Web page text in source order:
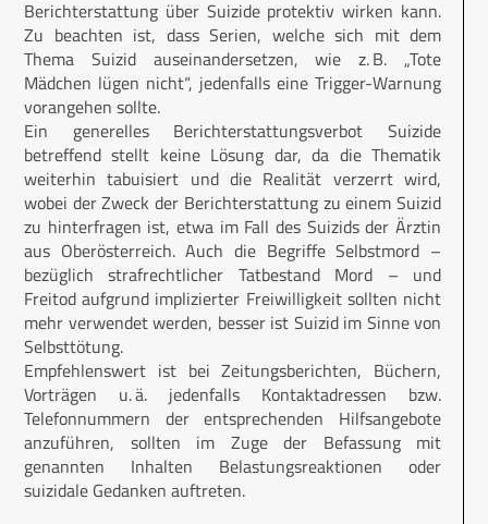
Berichterstattung über Suizide protektiv wirken kann.
Zu beachten ist, dass Serien, welche sich mit dem
Thema Suizid auseinandersetzen, wie z. B. „Tote
Mädchen lügen nicht“, jedenfalls eine Trigger-Warnung
vorangehen sollte.
Ein generelles Berichterstattungsverbot Suizide
betreffend stellt keine Lösung dar, da die Thematik
weiterhin tabuisiert und die Realität verzerrt wird,
wobei der Zweck der Berichterstattung zu einem Suizid
zu hinterfragen ist, etwa im Fall des Suizids der Ärztin
aus Oberösterreich. Auch die Begriffe Selbstmord –
bezüglich strafrechtlicher Tatbestand Mord – und
Freitod aufgrund implizierter Freiwilligkeit sollten nicht
mehr verwendet werden, besser ist Suizid im Sinne von
Selbsttötung.
Empfehlenswert ist bei Zeitungsberichten, Büchern,
Vorträgen u. ä. jedenfalls Kontaktadressen bzw.
Telefonnummern der entsprechenden Hilfsangebote
anzuführen, sollten im Zuge der Befassung mit
genannten Inhalten Belastungsreaktionen oder
suizidale Gedanken auftreten.